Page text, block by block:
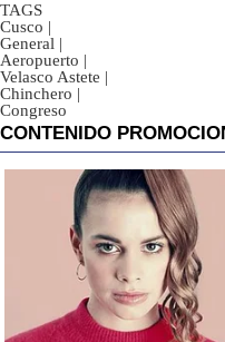
TAGS
Cusco |
General |
Aeropuerto |
Velasco Astete |
Chinchero |
Congreso